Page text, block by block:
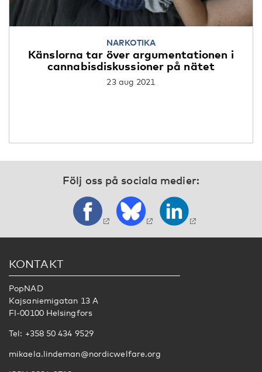
NARKOTIKA
Känslorna tar över argumentationen i
cannabisdiskussioner på nätet
23 aug 2021
Följ oss på sociala medier:
KONTAKT
PopNAD
Kajsaniemigatan 13 A
FI-00100 Helsingfors
Tel: +358 50 434 9529
mikaela.lindeman@nordicwelfare.org